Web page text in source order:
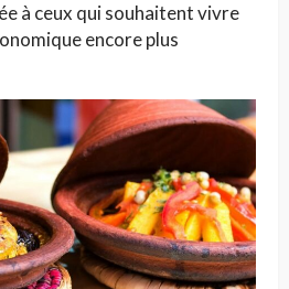
à ceux qui souhaitent vivre
encore plus